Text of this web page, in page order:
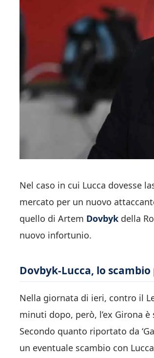
Nel caso in cui Lucca dovesse
mercato per un nuovo
quello di Artem Dovbyk della
nuovo infortunio.
Dovbyk-Lucca, lo
Nella giornata di ieri, contro il
minuti dopo, però, l’ex Girona è
Secondo quanto riportato da
un eventuale scambio con